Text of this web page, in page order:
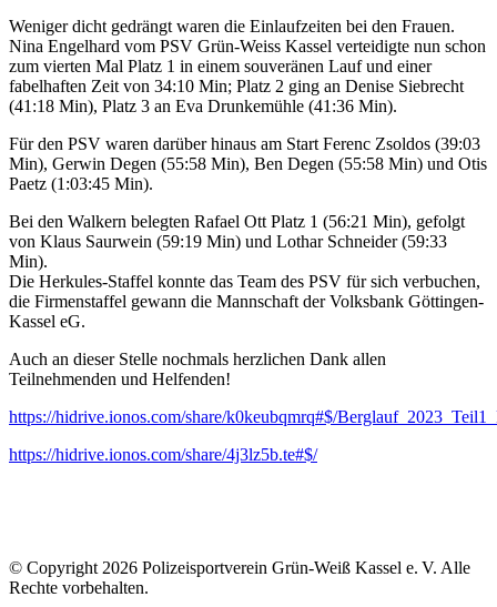
Weniger dicht gedrängt waren die Einlaufzeiten bei den Frauen.
Nina Engelhard vom PSV Grün-Weiss Kassel verteidigte nun schon
zum vierten Mal Platz 1 in einem souveränen Lauf und einer
fabelhaften Zeit von 34:10 Min; Platz 2 ging an Denise Siebrecht
(41:18 Min), Platz 3 an Eva Drunkemühle (41:36 Min).
Für den PSV waren darüber hinaus am Start Ferenc Zsoldos (39:03
Min), Gerwin Degen (55:58 Min), Ben Degen (55:58 Min) und Otis
Paetz (1:03:45 Min).
Bei den Walkern belegten Rafael Ott Platz 1 (56:21 Min), gefolgt
von Klaus Saurwein (59:19 Min) und Lothar Schneider (59:33
Min).
Die Herkules-Staffel konnte das Team des PSV für sich verbuchen,
die Firmenstaffel gewann die Mannschaft der Volksbank Göttingen-
Kassel eG.
Auch an dieser Stelle nochmals herzlichen Dank allen
Teilnehmenden und Helfenden!
https://hidrive.ionos.com/share/k0keubqmrq#$/
https://hidrive.ionos.com/share/4j3lz5b.te#$/
© Copyright 2026 Polizeisportverein Grün-Weiß Kassel e. V. Alle
Rechte vorbehalten.